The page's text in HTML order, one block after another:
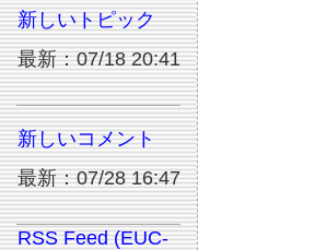
新しいトピック
最新：07/18 20:41
新しいコメント
最新：07/28 16:47
RSS Feed (EUC-